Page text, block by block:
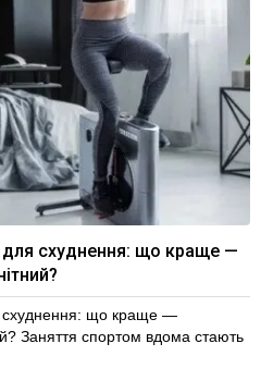
схуднення: що краще —
схуднення: що краще —
Заняття спортом вдома стають